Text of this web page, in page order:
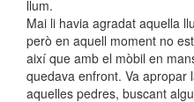
llum.
Mai li havia agradat aquella
però en aquell moment no
així que amb el mòbil en
quedava enfront. Va apropar
aquelles pedres, buscant